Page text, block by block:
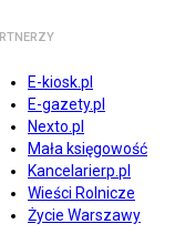
E-kiosk.pl
E-gazety.pl
Nexto.pl
Mała księgowość
Kancelarierp.pl
Wieści Rolnicze
Życie Warszawy